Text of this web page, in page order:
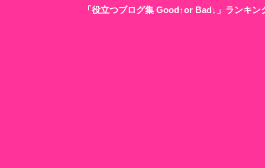
「役立つブログ集 Good↑or Bad↓」ランキ